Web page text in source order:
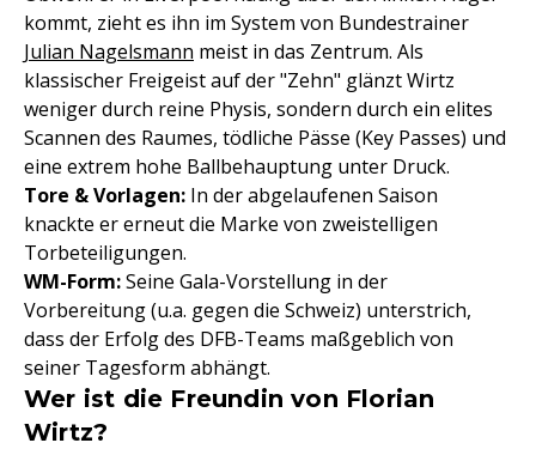
kommt, zieht es ihn im System von Bundestrainer
Julian Nagelsmann meist in das Zentrum. Als
klassischer Freigeist auf der "Zehn" glänzt Wirtz
weniger durch reine Physis, sondern durch ein elites
Scannen des Raumes, tödliche Pässe (Key Passes) und
eine extrem hohe Ballbehauptung unter Druck.
Tore & Vorlagen: In der abgelaufenen Saison
knackte er erneut die Marke von zweistelligen
Torbeteiligungen.
WM-Form:Seine Gala-Vorstellung in der
Vorbereitung (u.a. gegen die Schweiz) unterstrich,
dass der Erfolg des DFB-Teams maßgeblich von
seiner Tagesform abhängt.
Wer ist die Freundin von Florian
Wirtz?